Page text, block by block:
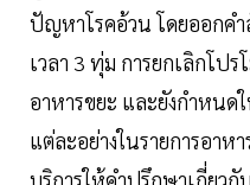
ปัญหาโรคอ้วน โดยออกค
เวลา 3 ทุ่ม การยกเลิกโป
อาหารขยะ และยังกำหนด
แต่ละอย่างในรายการอาห